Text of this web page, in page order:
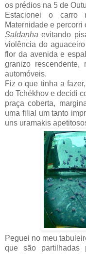
os prédios na 5 de
Estacionei o carro
Maternidade e percorri
Saldanha evitando
violência do
flor da avenida e
granizo rescendente,
automóveis.
Fiz o que tinha a
do Tchékhov e decidi
praça coberta,
uma filial um tanto
uns uramakis
Peguei no meu
que são partilhadas